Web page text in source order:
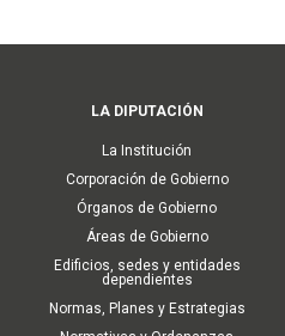
navigation
LA DIPUTACIÓN
La Institución
Corporación de Gobierno
Órganos de Gobierno
Áreas de Gobierno
Edificios, sedes y entidades
dependientes
Normas, Planes y Estrategias